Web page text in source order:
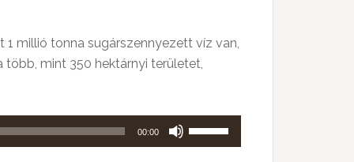
millió tonna sugárszennyezett víz van,
több, mint 350 hektárnyi területet,
00:00
hangerő